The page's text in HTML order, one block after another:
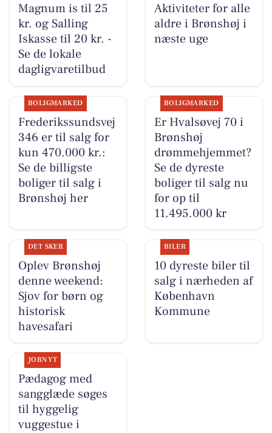
Magnum is til 25
kr. og Salling
Iskasse til 20 kr. -
Se de lokale
dagligvaretilbud
Aktiviteter for alle
aldre i Brønshøj i
næste uge
BOLIGMARKED
Frederikssundsvej
346 er til salg for
kun 470.000 kr.:
Se de billigste
boliger til salg i
Brønshøj her
BOLIGMARKED
Er Hvalsøvej 70 i
Brønshøj
drømmehjemmet?
Se de dyreste
boliger til salg nu
for op til
11.495.000 kr
DET SKER
Oplev Brønshøj
denne weekend:
Sjov for børn og
historisk
havesafari
BILER
10 dyreste biler til
salg i nærheden af
København
Kommune
JOBNYT
Pædagog med
sangglæde søges
til hyggelig
vuggestue i